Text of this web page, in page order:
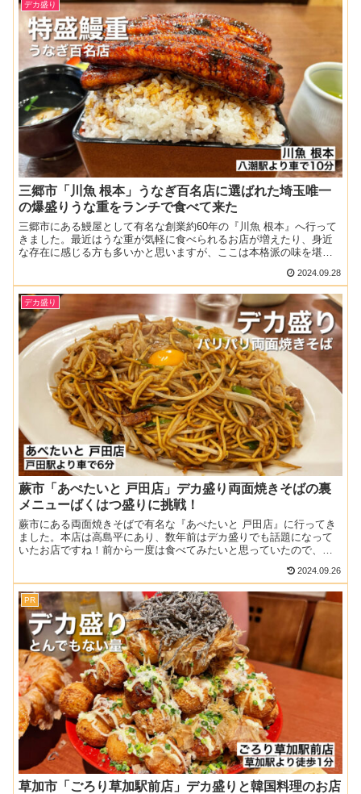
デカ盛り
三郷市「川魚 根本」うなぎ百名店に選ばれた埼玉唯一
の爆盛りうな重をランチで食べて来た
三郷市にある鰻屋として有名な創業約60年の『川魚 根本』へ行って
きました。最近はうな重が気軽に食べられるお店が増えたり、身近
な存在に感じる方も多いかと思いますが、ここは本格派の味を堪能
2024.09.28
デカ盛り
蕨市「あぺたいと 戸田店」デカ盛り両面焼きそばの裏
メニューばくはつ盛りに挑戦！
蕨市にある両面焼きそばで有名な『あぺたいと 戸田店』に行ってき
ました。本店は高島平にあり、数年前はデカ盛りでも話題になって
いたお店ですね！前から一度は食べてみたいと思っていたので、近
2024.09.26
PR
草加市「ごろり草加駅前店」デカ盛りと韓国料理のお店